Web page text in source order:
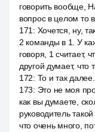
говорить вообще,
вопрос в целом то
171 : Хочется, ну,
2 команды в 1. У
говоря, 1 считает,
другой думает, что
172: То и так
173: Это не моя
как вы думаете,
руководитель
что очень много,